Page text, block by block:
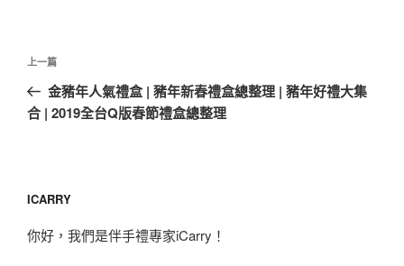
文
導
覽
上
一
篇
上一篇
金豬年人氣禮盒 | 豬年新春禮盒總整理 | 豬年好禮大集
合 | 2019全台Q版春節禮盒總整理
ICARRY
你好，我們是伴手禮專家iCarry！